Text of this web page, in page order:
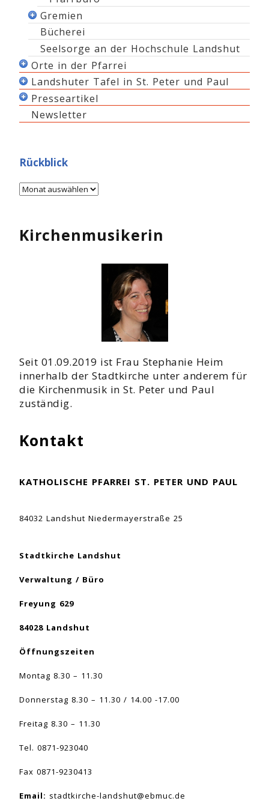
Gremien
Pfarrgemeinderat
Kirchenverwaltung St. Peter und Paul
Kirchenverwaltung Schweinbach
Bücherei
Seelsorge an der Hochschule Landshut
Orte in der Pfarrei
Pfarrkirche St. Peter und Paul
Die Unterkirche
Kreuzgang und Brunnen
Landshuter Tafel in St. Peter und Paul
Lebensmittelausgabe
Aktuelle “Tafelinfos”
Spenden
Helfer gesucht!
Wir über uns
Presseartikel
Hier lesen
Newsletter
Rückblick
Kirchenmusikerin
Seit 01.09.2019 ist Frau Stephanie Heim
innerhalb der Stadtkirche unter anderem für
die Kirchenmusik in St. Peter und Paul
zuständig.
Kontakt
KATHOLISCHE PFARREI ST. PETER UND PAUL
84032 Landshut Niedermayerstraße 25
Stadtkirche Landshut
Verwaltung / Büro
Freyung 629
84028 Landshut
Öffnungszeiten
Montag 8.30 – 11.30
Donnerstag 8.30 – 11.30 / 14.00 -17.00
Freitag 8.30 – 11.30
Tel. 0871-923040
Fax 0871-9230413
Email: stadtkirche-landshut@ebmuc.de